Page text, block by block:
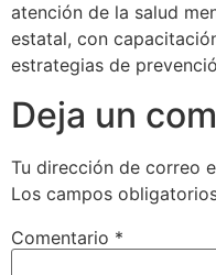
atención de la salud
estatal, con
estrategias de
Deja un
Tu dirección de correo
Los campos
Comentario *